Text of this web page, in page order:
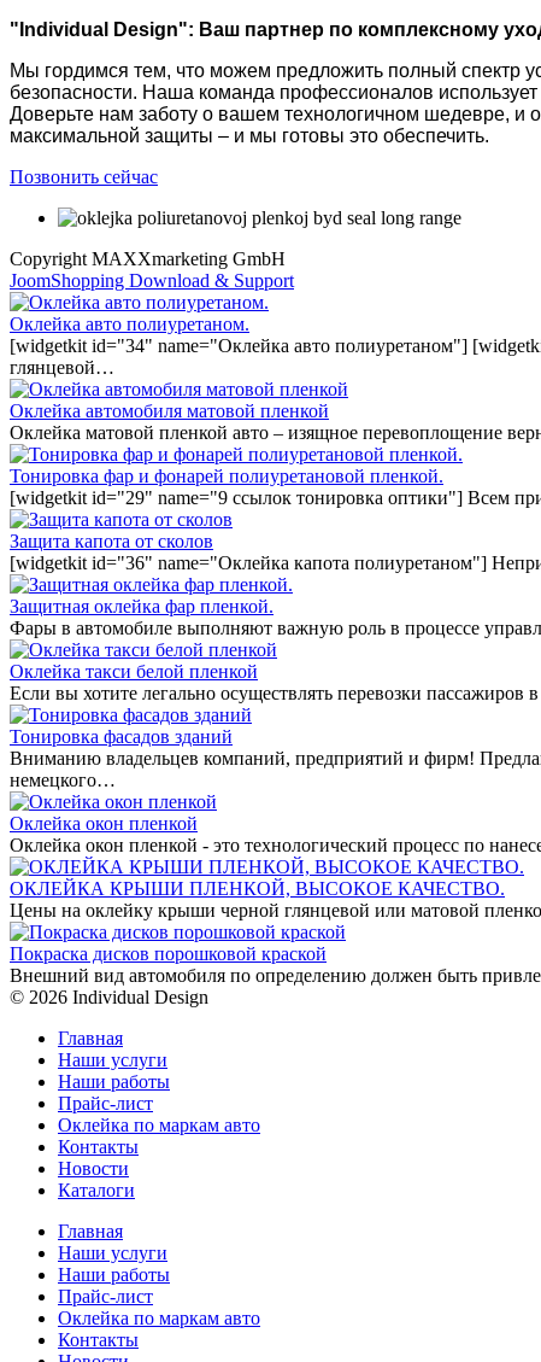
"Individual Design": Ваш партнер по комплексному
Мы гордимся тем, что можем предложить полный спектр
безопасности. Наша команда профессионалов
Доверьте нам заботу о вашем технологичном шедевре, и
максимальной защиты – и мы готовы это обеспечить.
Позвонить сейчас
Copyright MAXXmarketing GmbH
JoomShopping Download & Support
Оклейка авто полиуретаном.
[widgetkit id="34" name="Оклейка авто полиуретаном"]
глянцевой…
Оклейка автомобиля матовой пленкой
Оклейка матовой пленкой авто – изящное перевоплощение
Тонировка фар и фонарей полиуретановой пленкой.
[widgetkit id="29" name="9 ссылок тонировка оптики"] Всем
Защита капота от сколов
[widgetkit id="36" name="Оклейка капота полиуретаном"]
Защитная оклейка фар пленкой.
Фары в автомобиле выполняют важную роль в процессе
Оклейка такси белой пленкой
Если вы хотите легально осуществлять перевозки
Тонировка фасадов зданий
Вниманию владельцев компаний, предприятий и фирм!
немецкого…
Оклейка окон пленкой
Оклейка окон пленкой - это технологический процесс по
ОКЛЕЙКА КРЫШИ ПЛЕНКОЙ, ВЫСОКОЕ КАЧЕСТВО.
Цены на оклейку крыши черной глянцевой или матовой
Покраска дисков порошковой краской
Внешний вид автомобиля по определению должен быть
© 2026 Individual Design
Главная
Наши услуги
Наши работы
Прайс-лист
Оклейка по маркам авто
Контакты
Новости
Каталоги
Главная
Наши услуги
Наши работы
Прайс-лист
Оклейка по маркам авто
Контакты